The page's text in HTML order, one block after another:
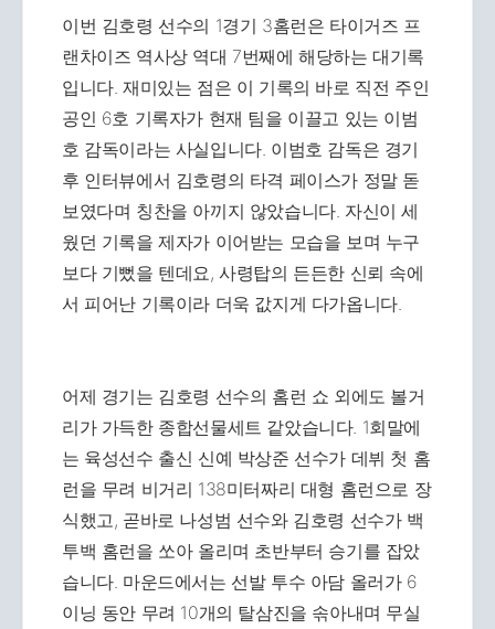
이번 김호령 선수의 1경기 3홈런은 타이거즈 프
랜차이즈 역사상 역대 7번째에 해당하는 대기록
입니다. 재미있는 점은 이 기록의 바로 직전 주인
공인 6호 기록자가 현재 팀을 이끌고 있는 이범
호 감독이라는 사실입니다. 이범호 감독은 경기
후 인터뷰에서 김호령의 타격 페이스가 정말 돋
보였다며 칭찬을 아끼지 않았습니다. 자신이 세
웠던 기록을 제자가 이어받는 모습을 보며 누구
보다 기뻤을 텐데요, 사령탑의 든든한 신뢰 속에
서 피어난 기록이라 더욱 값지게 다가옵니다.
어제 경기는 김호령 선수의 홈런 쇼 외에도 볼거
리가 가득한 종합선물세트 같았습니다. 1회말에
는 육성선수 출신 신예 박상준 선수가 데뷔 첫 홈
런을 무려 비거리 138미터짜리 대형 홈런으로 장
식했고, 곧바로 나성범 선수와 김호령 선수가 백
투백 홈런을 쏘아 올리며 초반부터 승기를 잡았
습니다. 마운드에서는 선발 투수 아담 올러가 6
이닝 동안 무려 10개의 탈삼진을 솎아내며 무실